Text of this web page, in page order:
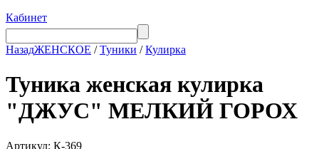
Кабинет
НазадЖЕНСКОЕ /Туники /Кулирка
Туника женская кулирка
"ДЖУС" МЕЛКИЙ ГОРОХ
Артикул: К-369